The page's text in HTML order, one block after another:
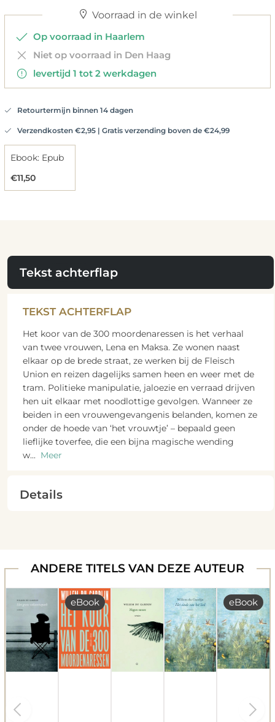
Voorraad in de winkel
Op voorraad in Haarlem
Niet op voorraad in Den Haag
levertijd 1 tot 2 werkdagen
Retourtermijn binnen 14 dagen
Verzendkosten €2,95 | Gratis verzending boven de €24,99
Ebook: Epub
€11,50
Tekst achterflap
TEKST ACHTERFLAP
Het koor van de 300 moordenaressen is het verhaal
van twee vrouwen, Lena en Maksa. Ze wonen naast
elkaar op de brede straat, ze werken bij de Fleisch
Union en reizen dagelijks samen heen en weer met de
tram. Politieke manipulatie, jaloezie en verraad drijven
hen uit elkaar met noodlottige gevolgen. Wanneer ze
beiden in een vrouwengevangenis belanden, komen ze
onder de hoede van ‘het vrouwtje’ – bepaald geen
lieflijke toverfee, die een bijna magische wending
w... Meer
Details
ANDERE TITELS VAN DEZE AUTEUR
eBook eBook